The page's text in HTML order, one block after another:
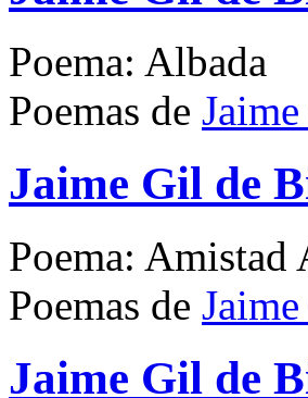
Poema: Albada
Poemas de
Jaime Gil de
Poema: Amistad
Poemas de
Jaime Gil de